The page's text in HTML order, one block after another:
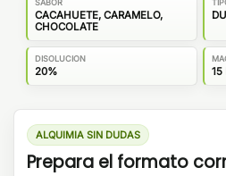
CACAHUETE, CARAMELO,
CHOCOLATE
DISOLUCION
20% 15
ALQUIMIA SIN DUDAS
Prepara el formato